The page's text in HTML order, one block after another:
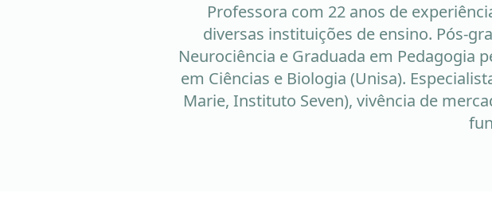
Professora com 22 anos de
diversas instituições de ensino. Pós-
Neurociência e Graduada em Pedagogia
em Ciências e Biologia (Unisa).
Marie, Instituto Seven), vivência de